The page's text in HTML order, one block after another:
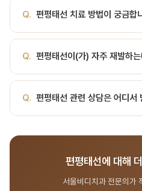
친 느낌홍반형(Erythematous)붉
형(Erosive)표면 미란, 궤양 동반
등)는 전암 병변으로 분류됩니다. 정
가 중요합니다. 서울비디치과에서
다.
Q. 편평태선 치료 방법이 궁금합
진균제, 항바이러스제), 대증 치료,
울비디치과 구강내과 전문의가 맞춤
Q. 편평태선이(가) 자주 재발하
규칙적인 생활, 스트레스 관리, 정기
재발이 잦다면 전신 질환 검사도 고
Q. 편평태선 관련 상담은 어디서
전화 041-415-2892 또는 온라인
(bdbddc.com/reservation)으로
편평태선에 대해
서울비디치과 전문의가